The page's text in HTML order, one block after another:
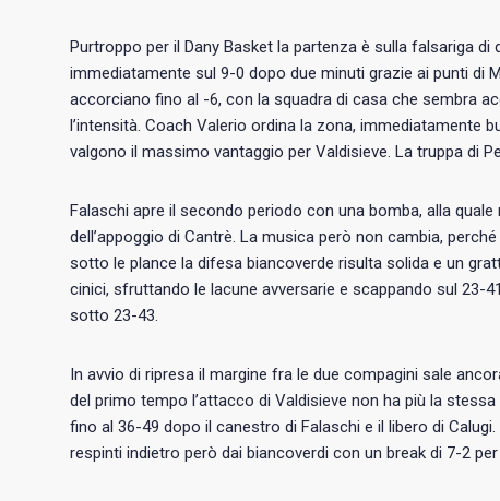
Purtroppo per il Dany Basket la partenza è sulla falsariga
immediatamente sul 9-0 dopo due minuti grazie ai punti di
accorciano fino al -6, con la squadra di casa che sembra
l’intensità. Coach Valerio ordina la zona, immediatamente
valgono il massimo vantaggio per Valdisieve. La truppa di
Falaschi apre il secondo periodo con una bomba, alla
dell’appoggio di Cantrè. La musica però non cambia,
sotto le plance la difesa biancoverde risulta solida e un
cinici, sfruttando le lacune avversarie e scappando sul 23-
sotto 23-43.
In avvio di ripresa il margine fra le due compagini sale
del primo tempo l’attacco di Valdisieve non ha più la
fino al 36-49 dopo il canestro di Falaschi e il libero di
respinti indietro però dai biancoverdi con un break di 7-2